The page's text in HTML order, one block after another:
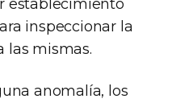
establecimiento
inspeccionar la
las mismas.
anomalía, los